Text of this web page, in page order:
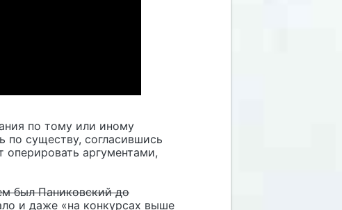
по тому или иному
по существу, согласившись
оперировать аргументами,
был Паниковский до
и даже «на конкурсах выше